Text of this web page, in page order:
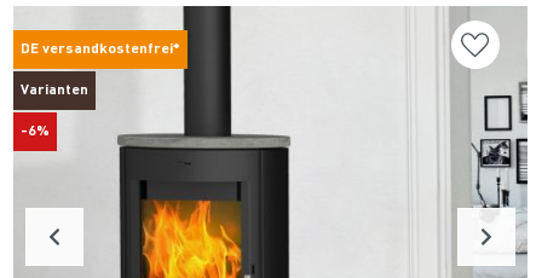
DE versandkostenfrei*
Varianten
-6%